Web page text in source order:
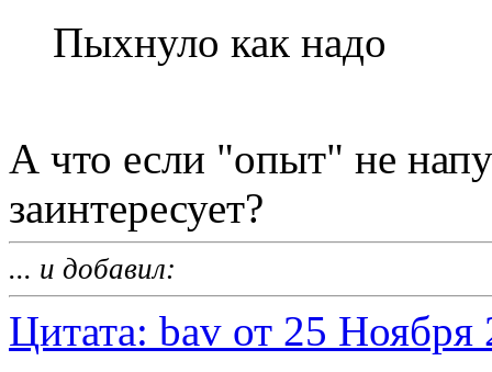
Пыхнуло как надо
А что если "опыт" не
заинтересует?
... и добавил:
Цитата: bav от 25